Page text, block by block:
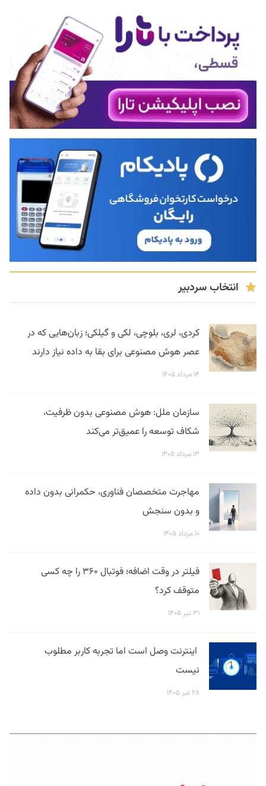
انتخاب سردبیر
کردی، لری، بلوچی، لکی و گیلکی؛ زبان‌هایی که در
عصر هوش مصنوعی برای بقا به داده نیاز دارند
۱۴ مرداد ۱۴۰۵
سازمان ملل: هوش مصنوعی بدون ظرفیت،
شکاف توسعه را عمیق‌تر می‌کند
۱۳ مرداد ۱۴۰۵
مهاجرت متخصصان فناوری، حکمرانی بدون داده
و بدون سنجش
۱۰ مرداد ۱۴۰۵
فیلتر در وقت اضافه؛ فوتبال ۳۶۰ را چه کسی
متوقف کرد؟
۳۱ تیر ۱۴۰۵
اینترنت وصل است اما تجربه کاربر مطلوب
نیست
۲۸ تیر ۱۴۰۵